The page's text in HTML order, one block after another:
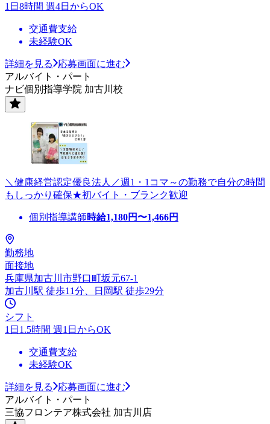
1日8時間 週4日からOK
交通費支給
未経験OK
詳細を見る
応募画面に進む
アルバイト・パート
ナビ個別指導学院 加古川校
＼健康経営認定優良法人／週1・1コマ～の勤務で自分の時間
もしっかり確保★初バイト・ブランク歓迎
個別指導講師時給1,180円〜1,466円
勤務地
面接地
兵庫県加古川市野口町坂元67-1
加古川駅 徒歩11分、日岡駅 徒歩29分
シフト
1日1.5時間 週1日からOK
交通費支給
未経験OK
詳細を見る
応募画面に進む
アルバイト・パート
三協フロンテア株式会社 加古川店